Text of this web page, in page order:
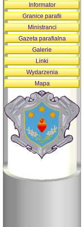
Informator
Granice parafii
Ministranci
Gazeta parafialna
Galerie
Linki
Wydarzenia
Mapa